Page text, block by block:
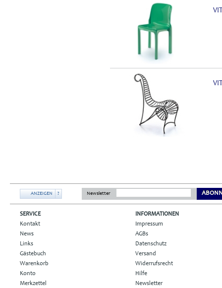
ANZEIGEN ? Newsletter
SERVICE
Kontakt
News
Links
Gästebuch
Warenkorb
Konto
Merkzettel
INFORMATIONEN
Impressum
AGBs
Datenschutz
Versand
Widerrufsrecht
Hilfe
Newsletter